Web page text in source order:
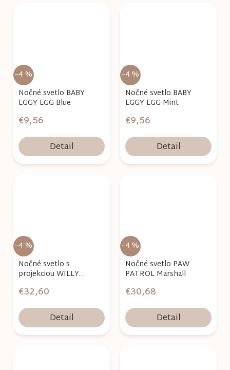
–4 %
Nočné svetlo BABY
EGGY EGG Blue
€9,56
Detail
–4 %
Nočné svetlo BABY
EGGY EGG Mint
€9,56
Detail
–4 %
Nočné svetlo s
projekciou WILLY
€32,60
Detail
–4 %
Nočné svetlo PAW
PATROL Marshall
€30,68
Detail